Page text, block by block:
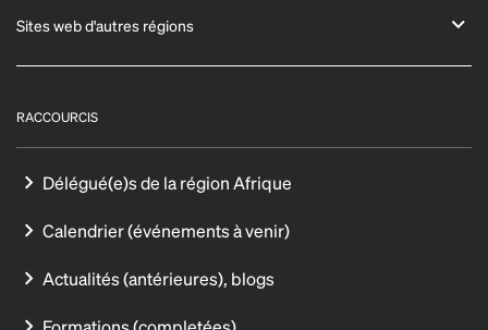
Sites web d'autres régions
RACCOURCIS
Délégué(e)s de la région Afrique
Calendrier (événements à venir)
Actualités (antérieures), blogs